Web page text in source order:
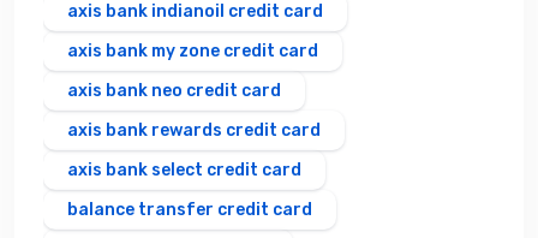
axis bank indianoil credit card
axis bank my zone credit card
axis bank neo credit card
axis bank rewards credit card
axis bank select credit card
balance transfer credit card